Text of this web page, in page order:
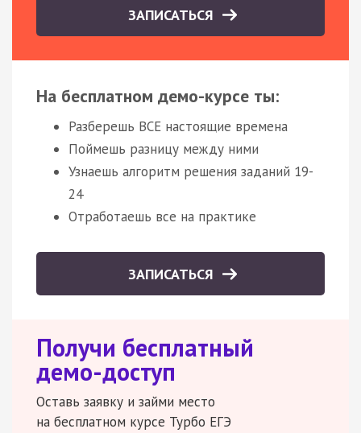
ЗАПИСАТЬСЯ
На бесплатном демо-курсе ты:
Разберешь ВСЕ настоящие времена
Поймешь разницу между ними
Узнаешь алгоритм решения заданий 19-
24
Отработаешь все на практике
ЗАПИСАТЬСЯ
Получи бесплатный
демо-доступ
Оставь заявку и займи место
на бесплатном курсе Турбо ЕГЭ